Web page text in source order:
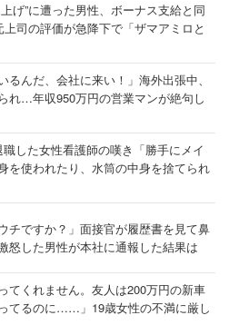
げ”に遭った男性、ボーナス支給と同
司の評価が急降下で「ザマアミロと
るんだ、会社に来い！」海外出張中、
れ…年収950万円の営業マンが絶句し
した女性看護師の嘆き「勝手にメイ
を使われたり、水筒の中身を捨てられ
チですか？」面接官が履歴書を見て鼻
した男性が本社に通報した結果は
てくれません。友人は200万円の新車
てるのに……」19歳女性の不満に厳し